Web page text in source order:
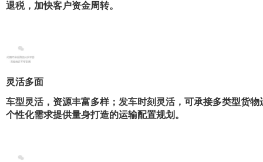
退税， 加快客户资金周转。
灵活多面
车型灵活，资源丰富多样； 发车时刻灵活， 可承接多类型货物
个性化需求提供量身打造的运输配置规划。